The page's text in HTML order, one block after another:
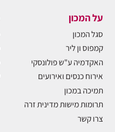
על המכון
סגל המכון
קמפוס ון ליר
האקדמיה ע"ש פולונסקי
אירוח כנסים ואירועים
תמיכה במכון
תרומות מישות מדינית זרה
צרו קשר